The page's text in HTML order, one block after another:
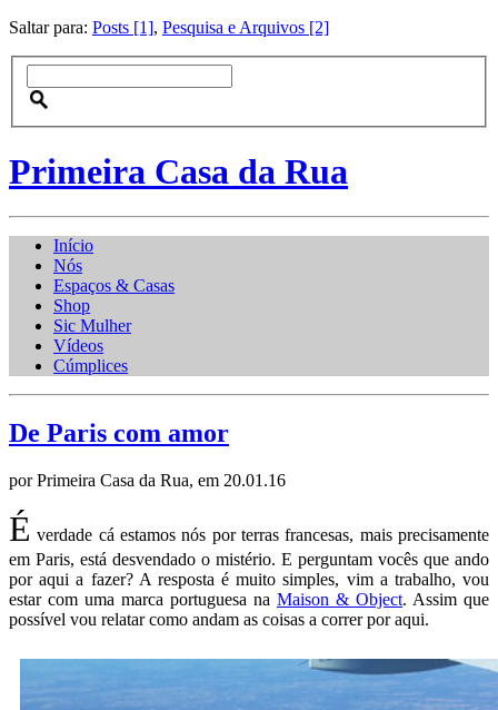
Saltar para: Posts [1], Pesquisa e Arquivos [2]
Primeira Casa da Rua
Início
Nós
Espaços & Casas
Shop
Sic Mulher
Vídeos
Cúmplices
De Paris com amor
por Primeira Casa da Rua, em 20.01.16
É verdade cá estamos nós por terras francesas, mais precisamente
em Paris, está desvendado o mistério. E perguntam vocês que ando
por aqui a fazer? A resposta é muito simples, vim a trabalho, vou
estar com uma marca portuguesa na Maison & Object. Assim que
possível vou relatar como andam as coisas a correr por aqui.